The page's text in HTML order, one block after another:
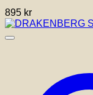
895 kr